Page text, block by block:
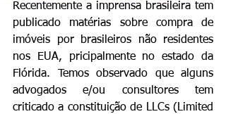
Recentemente a imprensa brasileira tem
publicado matérias sobre compra de
imóveis por brasileiros não residentes
nos EUA, pricipalmente no estado da
Flórida. Temos observado que alguns
advogados e/ou consultores tem
criticado a constituição de LLCs (Limited